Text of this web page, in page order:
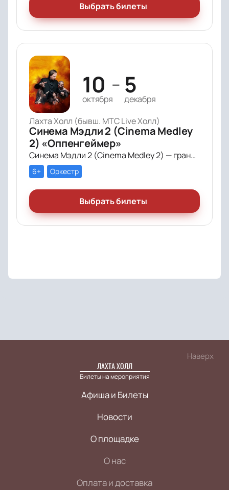
Выбрать билеты
10
октября
— 5
декабря
Лахта Холл (бывш. МТС Live Холл)
Синема Мэдли 2 (Cinema Medley
2) «Оппенгеймер»
Синема Мэдли 2 (Cinema Medley 2) — грандиозное симфоническое шоу саундтреков в исполнении большого симфонического оркестра, органа и хора!
6+ Оркестр
Выбрать билеты
Наверх
ЛАХТА ХОЛЛ
Билеты на мероприятия
Афиша и Билеты
Новости
О площадке
О нас
Оплата и доставка